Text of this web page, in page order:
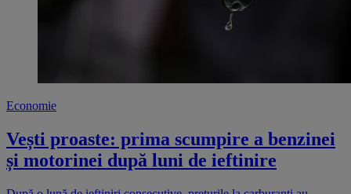
Economie
Vești proaste: prima scumpire a benzinei
și motorinei după luni de ieftinire